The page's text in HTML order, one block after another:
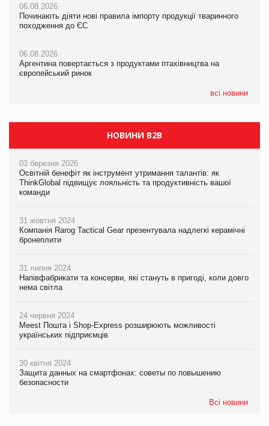
06.08.2026
Починають діяти нові правила імпорту продукції тваринного
походження до ЄС
06.08.2026
Аргентина повертається з продуктами птахівництва на
європейський ринок
всі новини
06.08.2026
Починають діяти нові правила імпорту продукції тваринного
походження до ЄС
06.08.2026
Аргентина повертається з продуктами птахівництва на
європейський ринок
06.08.2026
Починають діяти нові правила імпорту продукції тваринного
походження до ЄС
06.08.2026
Аргентина повертається з продуктами птахівництва на
європейський ринок
НОВИНИ B2B
03 березня 2026
Освітній бенефіт як інструмент утримання талантів: як
ThinkGlobal підвищує лояльність та продуктивність вашої
команди
31 жовтня 2024
Компанія Rarog Tactical Gear презентувала надлегкі керамічні
бронеплити
31 липня 2024
Напівфабрикати та консерви, які стануть в пригоді, коли довго
нема світла
24 червня 2024
Meest Пошта і Shop-Express розширюють можливості
українських підприємців
30 квітня 2024
Защита данных на смартфонах: советы по повышению
безопасности
Всі новини